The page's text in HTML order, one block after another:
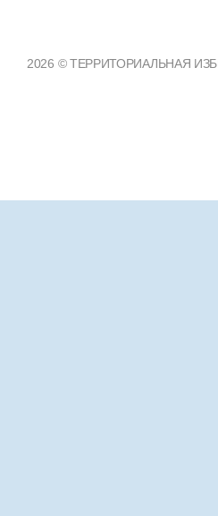
2026 © ТЕРРИТОРИАЛЬНАЯ